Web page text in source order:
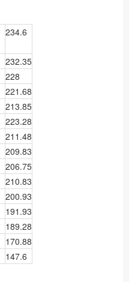
234.6
232.35
228
221.68
213.85
223.28
211.48
209.83
206.75
210.83
200.93
191.93
189.28
170.88
147.6